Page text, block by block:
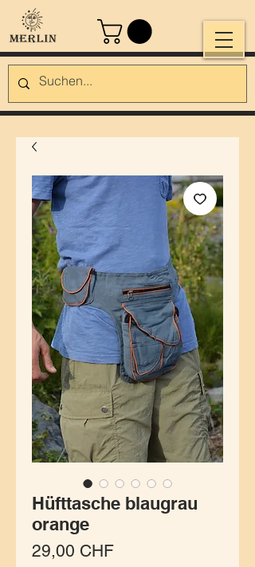
Hüfttasche blaugrau
orange
29,00 CHFPreis